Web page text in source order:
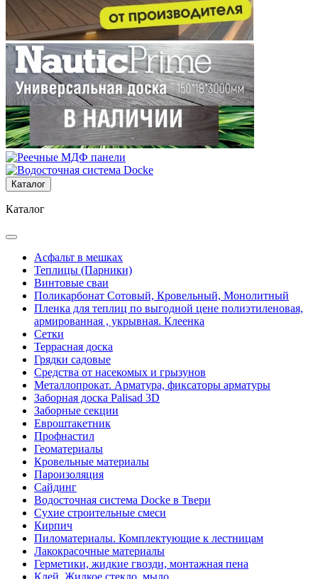
Каталог
Каталог
Асфальт в мешках
Теплицы (Парники)
Винтовые сваи
Поликарбонат Сотовый, Кровельный, Монолитный
Пленка для теплиц по выгодной цене полиэтиленовая,
армированная , укрывная. Клеенка
Сетки
Террасная доска
Грядки садовые
Средства от насекомых и грызунов
Металлопрокат. Арматура, фиксаторы арматуры
Заборная доска Palisad 3D
Заборные секции
Евроштакетник
Профнастил
Геоматериалы
Кровельные материалы
Пароизоляция
Сайдинг
Водосточная система Docke в Твери
Сухие строительные смеси
Кирпич
Пиломатериалы. Комплектующие к лестницам
Лакокрасочные материалы
Герметики, жидкие гвозди, монтажная пена
Клей. Жидкое стекло, мыло